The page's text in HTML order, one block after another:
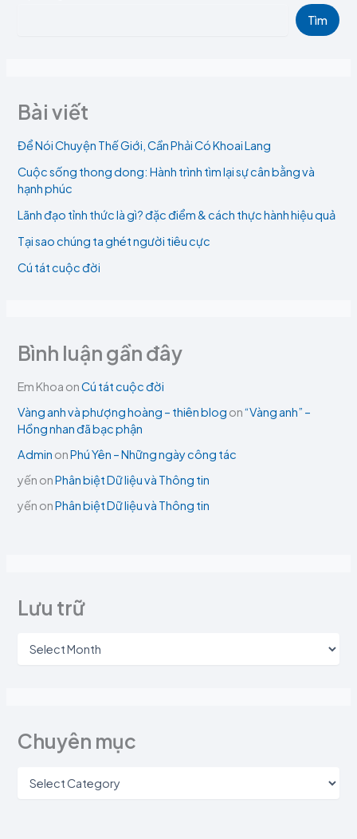
Tìm
Bài viết
Để Nói Chuyện Thế Giới, Cần Phải Có Khoai Lang
Cuộc sống thong dong: Hành trình tìm lại sự cân bằng và
hạnh phúc
Lãnh đạo tỉnh thức là gì? đặc điểm & cách thực hành hiệu quả
Tại sao chúng ta ghét người tiêu cực
Cú tát cuộc đời
Bình luận gần đây
Em Khoa onCú tát cuộc đời
Vàng anh và phượng hoàng – thiên blog on“Vàng anh” –
Hồng nhan đã bạc phận
Admin onPhú Yên – Những ngày công tác
yến onPhân biệt Dữ liệu và Thông tin
yến onPhân biệt Dữ liệu và Thông tin
Lưu trữ
Chuyên mục